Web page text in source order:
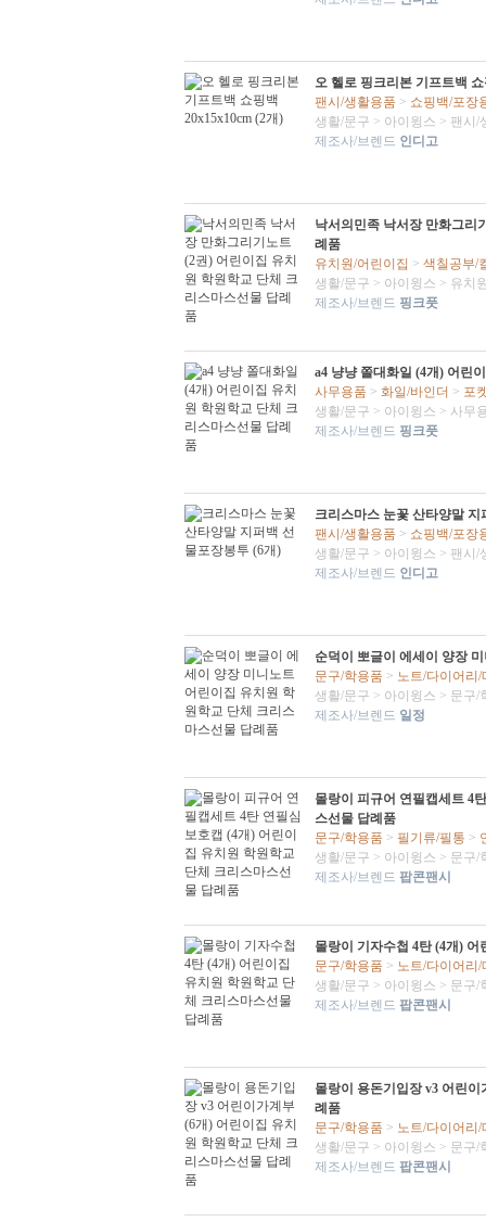
오 헬로 핑크리본 기프트백
팬시/생활용품 > 쇼핑백/포장
생활/문구 > 아이윙스 > 팬시/
제조사/브렌드 인디고
낙서의민족 낙서장 만화그리
례품
유치원/어린이집 > 색칠공부/
생활/문구 > 아이윙스 > 유치
제조사/브렌드 핑크풋
a4 냥냥 쫄대화일 (4개) 어린
사무용품 > 화일/바인더 > 포
생활/문구 > 아이윙스 > 사무
제조사/브렌드 핑크풋
크리스마스 눈꽃 산타양말
팬시/생활용품 > 쇼핑백/포장
생활/문구 > 아이윙스 > 팬시/
제조사/브렌드 인디고
순덕이 뽀글이 에세이 양장
문구/학용품 > 노트/다이어리/
생활/문구 > 아이윙스 > 문구/
제조사/브렌드 일정
몰랑이 피규어 연필캡세트 4
스선물 답례품
문구/학용품 > 필기류/필통 >
생활/문구 > 아이윙스 > 문구/
제조사/브렌드 팝콘팬시
몰랑이 기자수첩 4탄 (4개)
문구/학용품 > 노트/다이어리/
생활/문구 > 아이윙스 > 문구/
제조사/브렌드 팝콘팬시
몰랑이 용돈기입장 v3 어린
례품
문구/학용품 > 노트/다이어리/
생활/문구 > 아이윙스 > 문구/
제조사/브렌드 팝콘팬시